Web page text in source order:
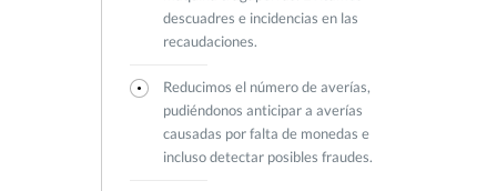
descuadres e incidencias en las
recaudaciones.
Reducimos el número de averías,
pudiéndonos anticipar a averías
causadas por falta de monedas e
incluso detectar posibles fraudes.